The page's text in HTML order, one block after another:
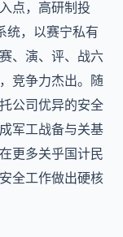
点，高研制投
统，以赛宁私有
、演、评、战六
竞争力杰出。随
公司优异的安全
军工战备与关基
更多关乎国计民
全工作做出硬核